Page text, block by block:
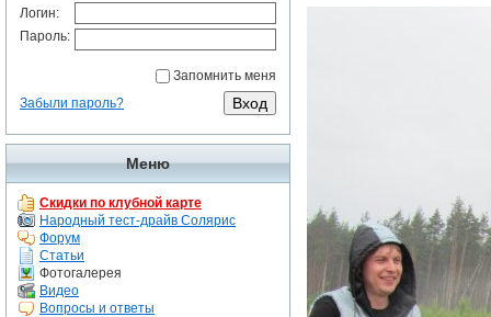
Логин:
Пароль:
Запомнить меня
Забыли пароль?
Меню
Скидки по клубной карте
Народный тест-драйв Солярис
Форум
Статьи
Фотогалерея
Видео
Вопросы и ответы